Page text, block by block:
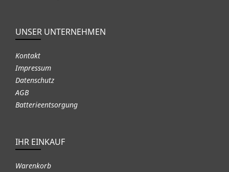
UNSER UNTERNEHMEN
Kontakt
Impressum
Datenschutz
AGB
Batterieentsorgung
IHR EINKAUF
Warenkorb